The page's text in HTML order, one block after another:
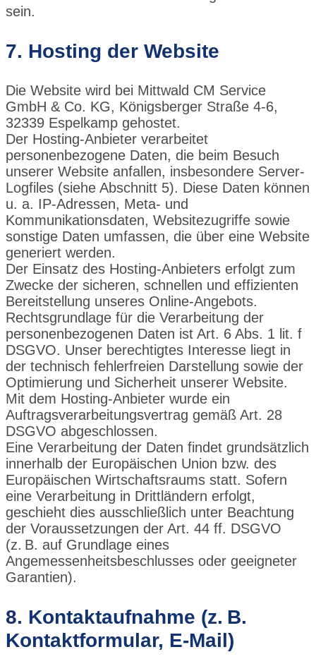
sein.
7. Hosting der Website
Die Website wird bei Mittwald CM Service
GmbH & Co. KG, Königsberger Straße 4-6,
32339 Espelkamp gehostet.
Der Hosting-Anbieter verarbeitet
personenbezogene Daten, die beim Besuch
unserer Website anfallen, insbesondere Server-
Logfiles (siehe Abschnitt 5). Diese Daten können
u. a. IP-Adressen, Meta- und
Kommunikationsdaten, Websitezugriffe sowie
sonstige Daten umfassen, die über eine Website
generiert werden.
Der Einsatz des Hosting-Anbieters erfolgt zum
Zwecke der sicheren, schnellen und effizienten
Bereitstellung unseres Online-Angebots.
Rechtsgrundlage für die Verarbeitung der
personenbezogenen Daten ist Art. 6 Abs. 1 lit. f
DSGVO. Unser berechtigtes Interesse liegt in
der technisch fehlerfreien Darstellung sowie der
Optimierung und Sicherheit unserer Website.
Mit dem Hosting-Anbieter wurde ein
Auftragsverarbeitungsvertrag gemäß Art. 28
DSGVO abgeschlossen.
Eine Verarbeitung der Daten findet grundsätzlich
innerhalb der Europäischen Union bzw. des
Europäischen Wirtschaftsraums statt. Sofern
eine Verarbeitung in Drittländern erfolgt,
geschieht dies ausschließlich unter Beachtung
der Voraussetzungen der Art. 44 ff. DSGVO
(z. B. auf Grundlage eines
Angemessenheitsbeschlusses oder geeigneter
Garantien).
8. Kontaktaufnahme (z. B.
Kontaktformular, E-Mail)